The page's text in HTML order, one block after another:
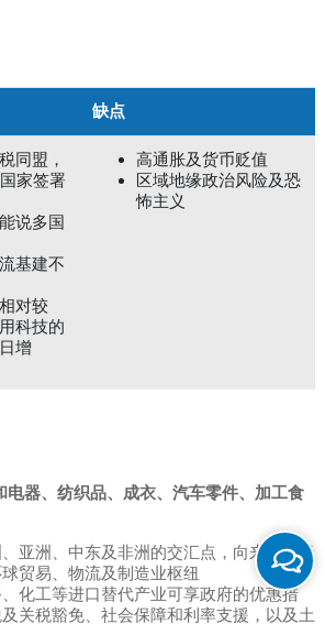
缺点
同盟，
家签署
说多国
基建不
对较
科技的
增
高通胀及货币贬值
区域地缘政治风险及恐
怖主义
电器、纺织品、成衣、汽车零件、加工食
亚洲、中东及非洲的交汇点，向来都是极
贸易、物流及制造业枢纽
化工等进口替代产业可享政府的优惠措
及关税豁免、社会保障和利率支援，以及土